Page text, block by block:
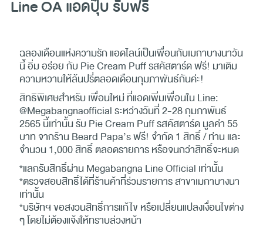
Line OA แอดปุ๊บ รับฟรี
ฉลองเดือนแห่งความรัก แอดไลน์เป็นเพื่อนกับเมกาบางนาวัน
นี้ อิ่ม อร่อย กับ Pie Cream Puff รสคัสตาร์ด ฟรี! มาเติม
ความหวานให้ล้นปรี่ตลอดเดือนกุมภาพันธ์กันค่ะ!
สิทธิพิเศษสำหรับ เพื่อนใหม่ ที่แอดเพิ่มเพื่อนใน Line:
@Megabangnaofficial ระหว่างวันที่ 2-28 กุมภาพันธ์
2565 นี้เท่านั้น รับ Pie Cream Puff รสคัสตาร์ด มูลค่า 55
บาท จากร้าน Beard Papa’s ฟรี! จำกัด 1 สิทธิ์ / ท่าน และ
จำนวน 1,000 สิทธิ์ ตลอดรายการ หรือจนกว่าสิทธิ์จะหมด
*แลกรับสิทธิ์ผ่าน Megabangna Line Official เท่านั้น
*ตรวจสอบสิทธิ์ได้ที่ร้านค้าที่ร่วมรายการ สาขาเมกาบางนา
เท่านั้น
*บริษัทฯ ขอสงวนสิทธิ์การแก้ไข หรือเปลี่ยนแปลงเงื่อนไขต่าง
ๆ โดยไม่ต้องแจ้งให้ทราบล่วงหน้า